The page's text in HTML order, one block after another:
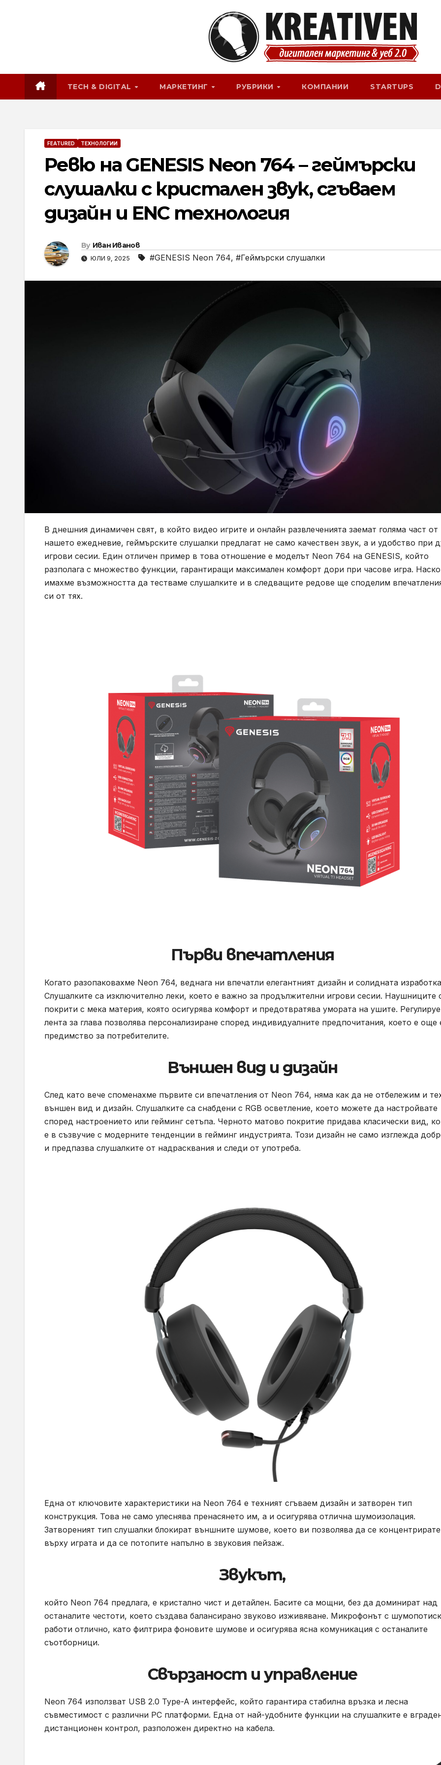
TECH & DIGITAL МАРКЕТИНГ РУБРИКИ КОМПАНИИ STARTUPS
FEATURED ТЕХНОЛОГИИ
Ревю на GENESIS Neon 764 – геймърски
слушалки с кристален звук, сгъваем
дизайн и ENC технология
By Иван Иванов
ЮЛИ 9, 2025 #GENESIS Neon 764, #Геймърски слушалки
В днешния динамичен свят, в който видео игрите и онлайн развлеченията заемат голяма част от
нашето ежедневие, геймърските слушалки предлагат не само качествен звук, а и удобство при
игрови сесии. Един отличен пример в това отношение е моделът Neon 764 на GENESIS, който
разполага с множество функции, гарантиращи максимален комфорт дори при часове игра.
имахме възможността да тестваме слушалките и в следващите редове ще споделим
си от тях.
Първи впечатления
Когато разопаковахме Neon 764, веднага ни впечатли елегантният дизайн и солидната
Слушалките са изключително леки, което е важно за продължителни игрови сесии. Наушниците
покрити с мека материя, която осигурява комфорт и предотвратява умората на ушите.
лента за глава позволява персонализиране според индивидуалните предпочитания, което е още
предимство за потребителите.
Външен вид и дизайн
След като вече споменахме първите си впечатления от Neon 764, няма как да не отбележим и
външен вид и дизайн. Слушалките са снабдени с RGB осветление, което можете да настройвате
според настроението или гейминг сетъпа. Черното матово покритие придава класически вид,
е в съзвучие с модерните тенденции в гейминг индустрията. Този дизайн не само изглежда
и предпазва слушалките от надрасквания и следи от употреба.
Една от ключовите характеристики на Neon 764 е техният сгъваем дизайн и затворен тип
конструкция. Това не само улеснява пренасянето им, а и осигурява отлична шумоизолация.
Затвореният тип слушалки блокират външните шумове, което ви позволява да се концентрирате
върху играта и да се потопите напълно в звуковия пейзаж.
Звукът,
който Neon 764 предлага, е кристално чист и детайлен. Басите са мощни, без да доминират над
останалите честоти, което създава балансирано звуково изживяване. Микрофонът с
работи отлично, като филтрира фоновите шумове и осигурява ясна комуникация с останалите
съотборници.
Свързаност и управление
Neon 764 използват USB 2.0 Type-A интерфейс, който гарантира стабилна връзка и лесна
съвместимост с различни PC платформи. Една от най-удобните функции на слушалките е
дистанционен контрол, разположен директно на кабела.